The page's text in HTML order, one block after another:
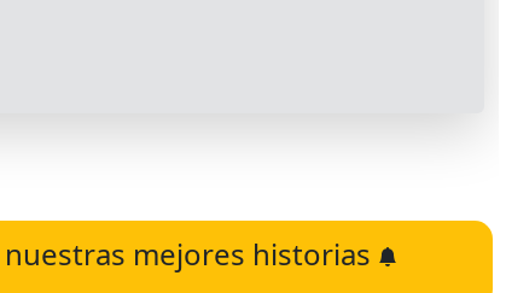
mejores historias